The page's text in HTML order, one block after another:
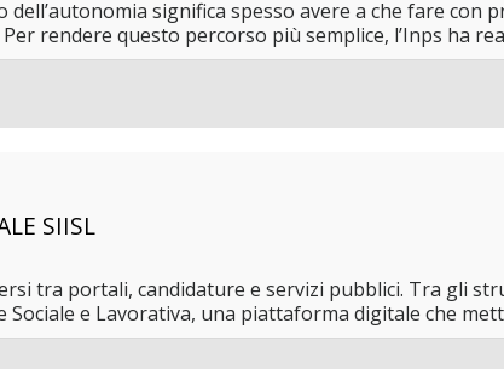
significa spesso avere a che fare
rendere questo percorso più semplice, l’Inps ha
SIISL
tra portali, candidature e servizi pubblici. Tra gli
Sociale e Lavorativa, una piattaforma digitale che